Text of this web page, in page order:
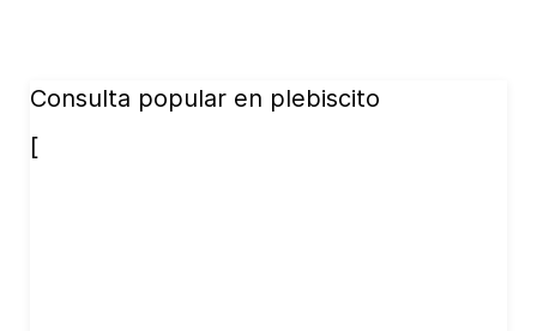
Consulta popular en plebiscito
[